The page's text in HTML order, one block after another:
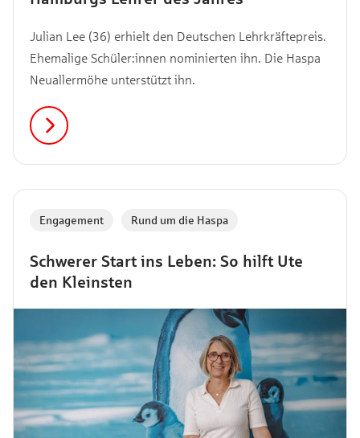
Julian Lee (36) erhielt den Deutschen Lehrkräftepreis.
Ehemalige Schüler:innen nominierten ihn. Die Haspa
Neuallermöhe unterstützt ihn.
Schwerer Start ins Leben: So hilft Ute
den Kleinsten
Engagement Rund um die Haspa